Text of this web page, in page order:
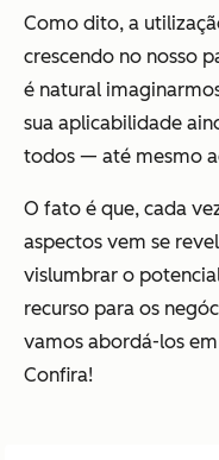
Como dito, a
crescendo no nosso
é natural
sua aplicabilidade
todos — até mesmo
O fato é que, cada
aspectos vem se
vislumbrar o
recurso para os
vamos abordá-los
Confira!